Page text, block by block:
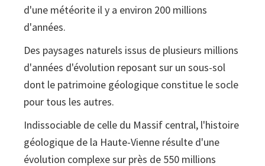
d'une météorite il y a environ 200 millions
d'années.
Des paysages naturels issus de plusieurs millions
d'années d'évolution reposant sur un sous-sol
dont le patrimoine géologique constitue le socle
pour tous les autres.
Indissociable de celle du Massif central, l'histoire
géologique de la Haute-Vienne résulte d'une
évolution complexe sur près de 550 millions